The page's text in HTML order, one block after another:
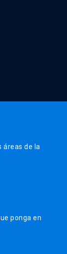
áreas de la
ponga en